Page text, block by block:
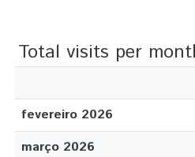
Total visits per
fevereiro 2026
março 2026